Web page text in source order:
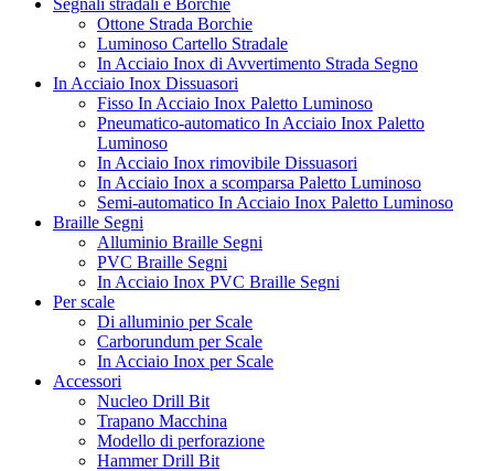
Ottone Strada Borchie
Luminoso Cartello Stradale
In Acciaio Inox di Avvertimento Strada Segno
In Acciaio Inox Dissuasori
Fisso In Acciaio Inox Paletto Luminoso
Pneumatico-automatico In Acciaio Inox Paletto
Luminoso
In Acciaio Inox rimovibile Dissuasori
In Acciaio Inox a scomparsa Paletto Luminoso
Semi-automatico In Acciaio Inox Paletto Luminoso
Braille Segni
Alluminio Braille Segni
PVC Braille Segni
In Acciaio Inox PVC Braille Segni
Per scale
Di alluminio per Scale
Carborundum per Scale
In Acciaio Inox per Scale
Accessori
Nucleo Drill Bit
Trapano Macchina
Modello di perforazione
Hammer Drill Bit